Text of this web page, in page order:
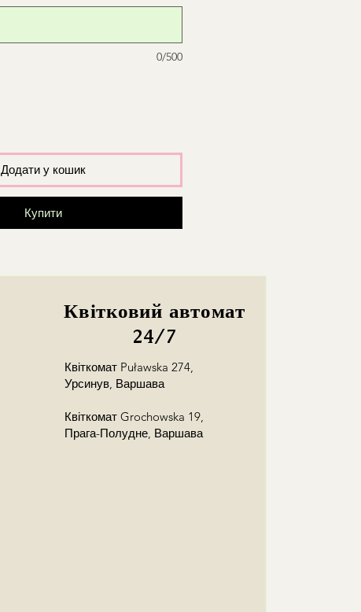
0/500
Додати у кошик
Купити
Квітковий автомат
24/7
Квіткомат Puławska 274,
Урсинув, Варшава
Квіткомат Grochowska 19,
Прага-Полудне, Варшава